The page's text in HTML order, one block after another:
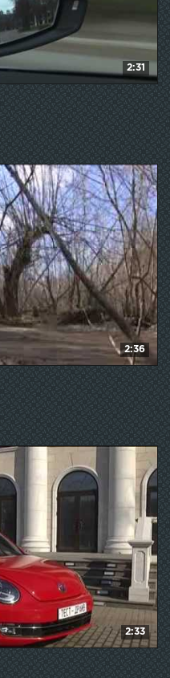
2:31
2:36
2:33